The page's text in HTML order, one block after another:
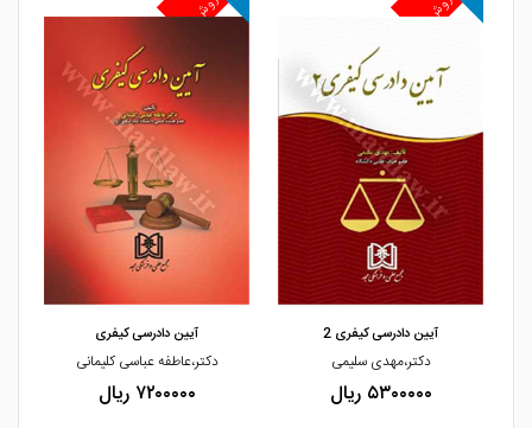
مشاهده و خرید مشاهده و خرید
آیین دادرسی کیفری 2
دکتر،مهدی سلیمی
۵۳۰۰۰۰۰ ریال
آیین دادرسی کیفری
دکتر،عاطفه عباسی کلیمانی
۷۲۰۰۰۰۰ ریال